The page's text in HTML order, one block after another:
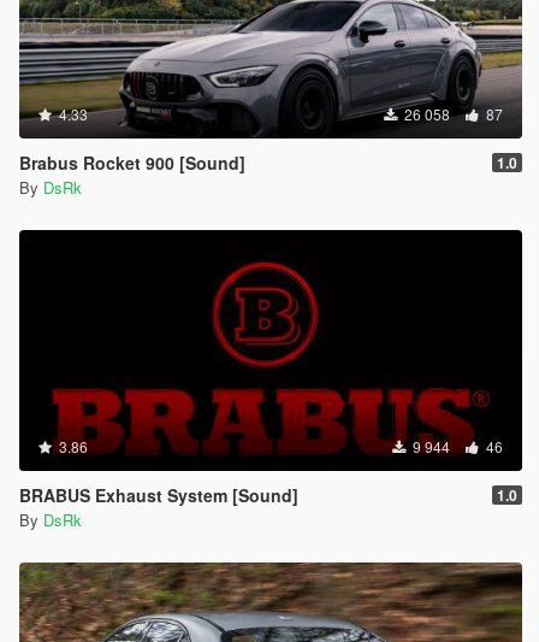
4.33 26 058 87
Brabus Rocket 900 [Sound] 1.0
By DsRk
3.86 9 944 46
BRABUS Exhaust System [Sound] 1.0
By DsRk